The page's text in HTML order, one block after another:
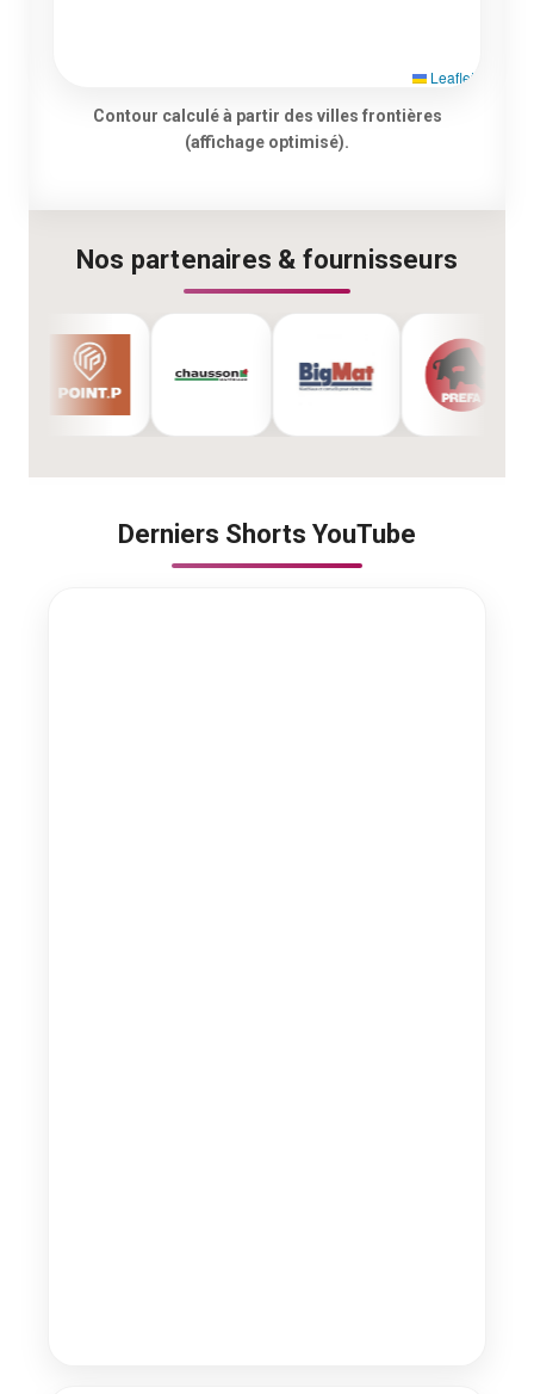
Leaflet
Contour calculé à partir des villes frontières
(affichage optimisé).
Nos partenaires & fournisseurs
Derniers Shorts YouTube